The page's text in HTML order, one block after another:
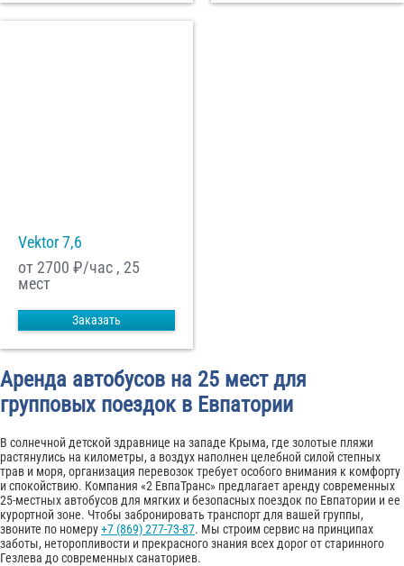
Vektor 7,6
от 2700 ₽/час , 25
мест
Заказать
Аренда автобусов на 25 мест для
групповых поездок в Евпатории
В солнечной детской здравнице на западе Крыма, где золотые пляжи
растянулись на километры, а воздух наполнен целебной силой степных
трав и моря, организация перевозок требует особого внимания к комфорту
и спокойствию. Компания «2 ЕвпаТранс» предлагает аренду современных
25-местных автобусов для мягких и безопасных поездок по Евпатории и ее
курортной зоне. Чтобы забронировать транспорт для вашей группы,
звоните по номеру+7 (869) 277-73-87. Мы строим сервис на принципах
заботы, неторопливости и прекрасного знания всех дорог от старинного
Гезлева до современных санаториев.